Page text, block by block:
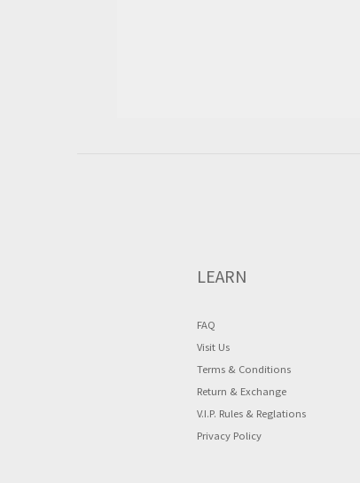
LEARN
FAQ
Visit Us
Terms & Conditions
Return & Exchange
V.I.P. Rules & Reglations
Privacy Policy